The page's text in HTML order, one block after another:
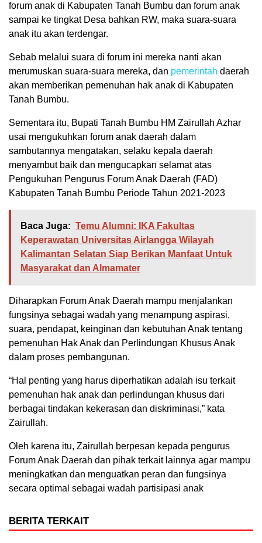
forum anak di Kabupaten Tanah Bumbu dan forum anak
sampai ke tingkat Desa bahkan RW, maka suara-suara
anak itu akan terdengar.
Sebab melalui suara di forum ini mereka nanti akan
merumuskan suara-suara mereka, dan pemerintah daerah
akan memberikan pemenuhan hak anak di Kabupaten
Tanah Bumbu.
Sementara itu, Bupati Tanah Bumbu HM Zairullah Azhar
usai mengukuhkan forum anak daerah dalam
sambutannya mengatakan, selaku kepala daerah
menyambut baik dan mengucapkan selamat atas
Pengukuhan Pengurus Forum Anak Daerah (FAD)
Kabupaten Tanah Bumbu Periode Tahun 2021-2023
Baca Juga: Temu Alumni: IKA Fakultas
Keperawatan Universitas Airlangga Wilayah
Kalimantan Selatan Siap Berikan Manfaat Untuk
Masyarakat dan Almamater
Diharapkan Forum Anak Daerah mampu menjalankan
fungsinya sebagai wadah yang menampung aspirasi,
suara, pendapat, keinginan dan kebutuhan Anak tentang
pemenuhan Hak Anak dan Perlindungan Khusus Anak
dalam proses pembangunan.
“Hal penting yang harus diperhatikan adalah isu terkait
pemenuhan hak anak dan perlindungan khusus dari
berbagai tindakan kekerasan dan diskriminasi,” kata
Zairullah.
Oleh karena itu, Zairullah berpesan kepada pengurus
Forum Anak Daerah dan pihak terkait lainnya agar mampu
meningkatkan dan menguatkan peran dan fungsinya
secara optimal sebagai wadah partisipasi anak
BERITA TERKAIT